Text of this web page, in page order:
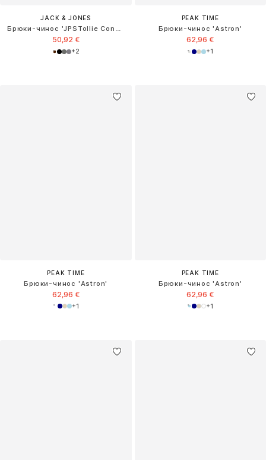
JACK & JONES
Брюки-чинос 'JPSTollie Connor'
50,92 €
+2
PEAK TIME
Брюки-чинос 'Astron'
62,96 €
+1
PEAK TIME
Брюки-чинос 'Astron'
62,96 €
+1
PEAK TIME
Брюки-чинос 'Astron'
62,96 €
+1